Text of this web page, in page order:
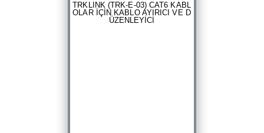
TRKLINK (TRK-E-03) CAT6 KABL
OLAR İÇİN KABLO AYIRICI VE D
ÜZENLEYİCİ